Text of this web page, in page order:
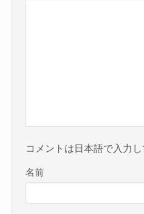
コメントは日本語で入力し
名前